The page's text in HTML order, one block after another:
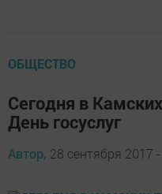
ОБЩЕСТВО
Сегодня в
День госуслуг
Автор, 28 сентября 2017